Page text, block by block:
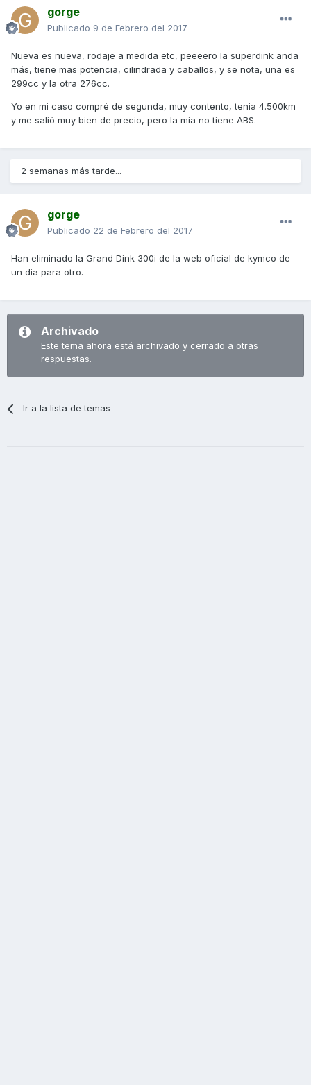
gorge
Publicado 9 de Febrero del 2017
Nueva es nueva, rodaje a medida etc, peeeero la superdink anda
más, tiene mas potencia, cilindrada y caballos, y se nota, una es
299cc y la otra 276cc.
Yo en mi caso compré de segunda, muy contento, tenia 4.500km
y me salió muy bien de precio, pero la mia no tiene ABS.
2 semanas más tarde...
gorge
Publicado 22 de Febrero del 2017
Han eliminado la Grand Dink 300i de la web oficial de kymco de
un dia para otro.
Archivado
Este tema ahora está archivado y cerrado a otras
respuestas.
Ir a la lista de temas